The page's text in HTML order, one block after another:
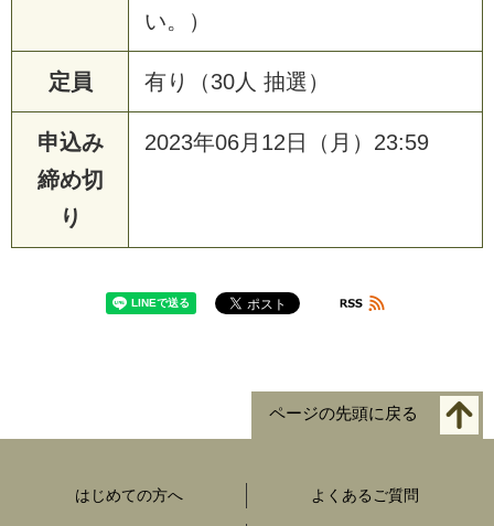
い。）
定員 有り（30人 抽選）
申込み
締め切
り
2023年06月12日（月）23:59
ページの先頭に戻る
はじめての方へ よくあるご質問